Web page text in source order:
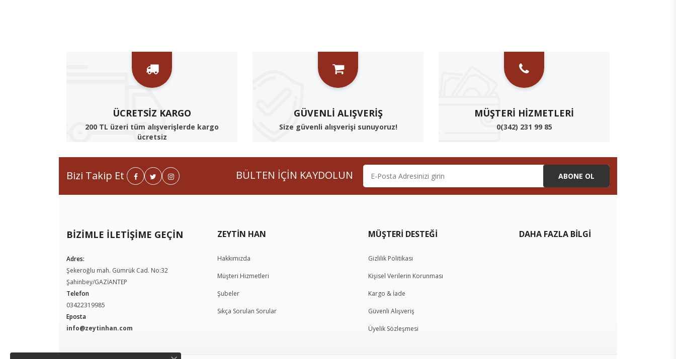
ÜCRETSIZ KARGO
200 TL üzeri tüm alışverişlerde kargo
ücretsiz
GÜVENLI ALIŞVERIŞ
Size güvenli alışverişi sunuyoruz!
MÜŞTERI HIZMETLERI
0(342) 231 99 85
Bizi Takip Et BÜLTEN İÇİN KAYDOLUN ABONE OL
BIZIMLE İLETIŞIME GEÇIN
Adres:
Şekeroğlu mah. Gümrük Cad. No:32
Şahinbey/GAZİANTEP
Telefon
03422319985
Eposta
info@zeytinhan.com
Hakkımızda
Müşteri Hizmetleri
Şubeler
Sıkça Sorulan Sorular
Gizlilik Politikası
Kişisel Verilerin Korunması
Kargo & İade
Güvenli Alışveriş
Üyelik Sözleşmesi